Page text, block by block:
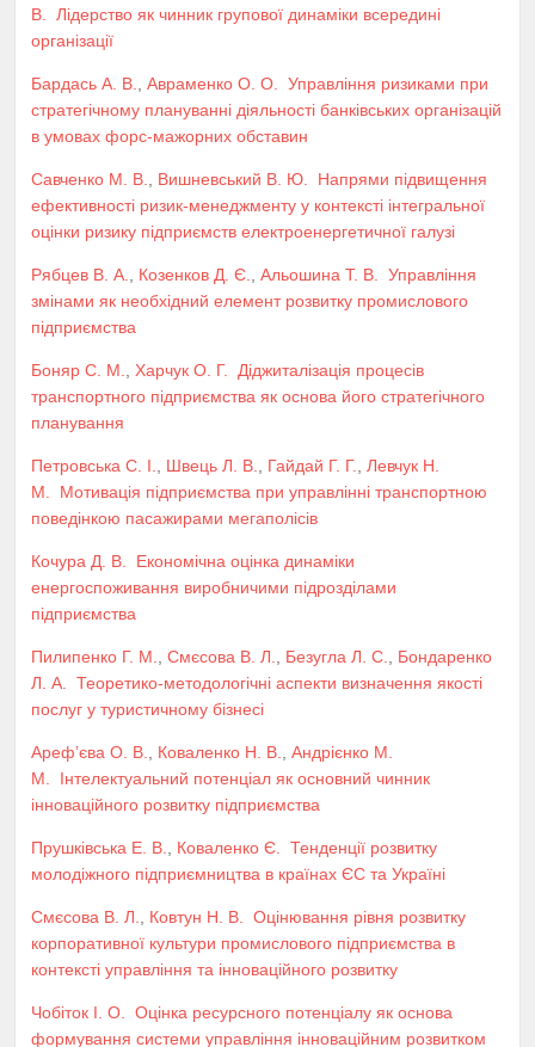
В.
Лідерство як чинник групової динаміки всередині
організації
Бардась А. В. Авраменко О. О.
Управління ризиками при
стратегічному плануванні діяльності банківських організацій
в умовах форс-мажорних обставин
Савченко М. В. Вишневський В. Ю.
Напрями підвищення
ефективності ризик-менеджменту у контексті інтегральної
оцінки ризику підприємств електроенергетичної галузі
Рябцев В. А. Козенков Д. Є. Альошина Т. В.
Управління
змінами як необхідний елемент розвитку промислового
підприємства
Боняр С. М. Харчук О. Г.
Діджиталізація процесів
транспортного підприємства як основа його стратегічного
планування
Петровська С. І. Швець Л. В. Гайдай Г. Г.
Левчук Н.
М.
Мотивація підприємства при управлінні транспортною
поведінкою пасажирами мегаполісів
Кочура Д. В.
Економічна оцінка динаміки
енергоспоживання виробничими підрозділами
підприємства
Пилипенко Г. М. Смєсова В. Л. Безугла Л. С.
Бондаренко
Л. А.
Теоретико-методологічні аспекти визначення якості
послуг у туристичному бізнесі
Ареф’єва О. В. Коваленко Н. В.
Андрієнко М.
М.
Інтелектуальний потенціал як основний чинник
інноваційного розвитку підприємства
Прушківська Е. В. Коваленко Є.
Тенденції розвитку
молодіжного підприємництва в країнах ЄС та Україні
Смєсова В. Л. Ковтун Н. В.
Оцінювання рівня розвитку
корпоративної культури промислового підприємства в
контексті управління та інноваційного розвитку
Чобіток І. О.
Оцінка ресурсного потенціалу як основа
формування системи управління інноваційним розвитком